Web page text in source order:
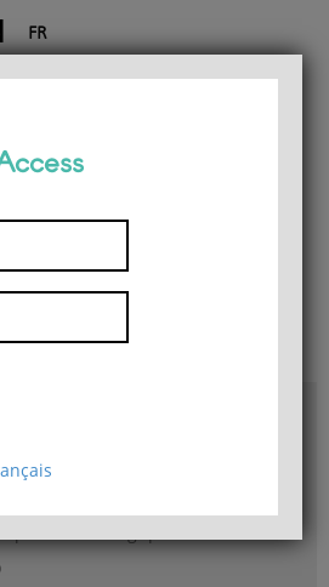
FR
Library